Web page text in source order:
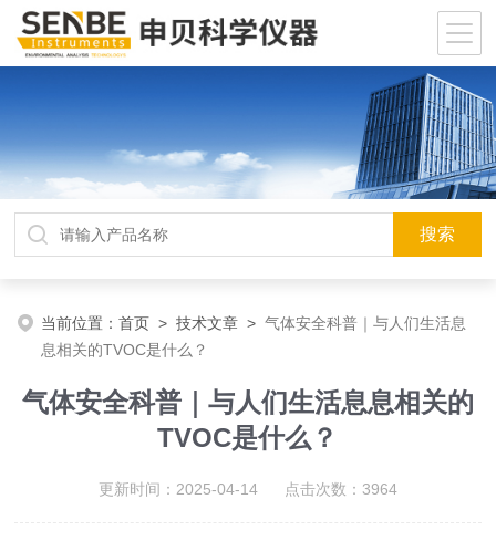
当前位置：首页 >技术文章 >气体安全科普｜与人们生活息
息相关的TVOC是什么？
气体安全科普｜与人们生活息息相关的
TVOC是什么？
更新时间：2025-04-14 点击次数：3964